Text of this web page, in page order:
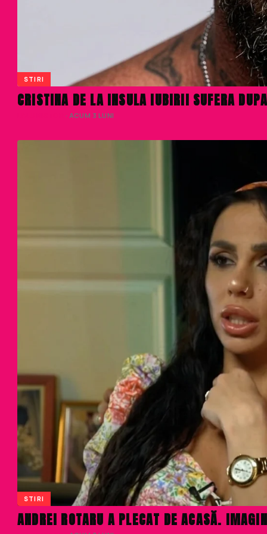
STIRI
CRISTINA DE LA INSULA IUBIRII SUFERA
· ACUM 3 LUNI
STIRI
ANDREI ROTARU A PLECAT DE ACASĂ.